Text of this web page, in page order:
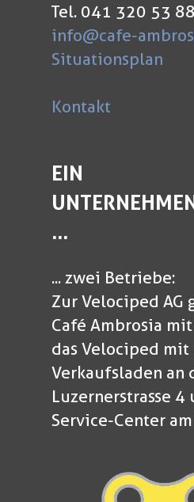
Tel. 041 320 53 88
info@cafe-
Situationsplan
Kontakt
EIN
...
... zwei Betriebe:
Zur Velociped AG
Café Ambrosia
das Velociped mit
Verkaufsladen an
Luzernerstrasse 4
Service-Center